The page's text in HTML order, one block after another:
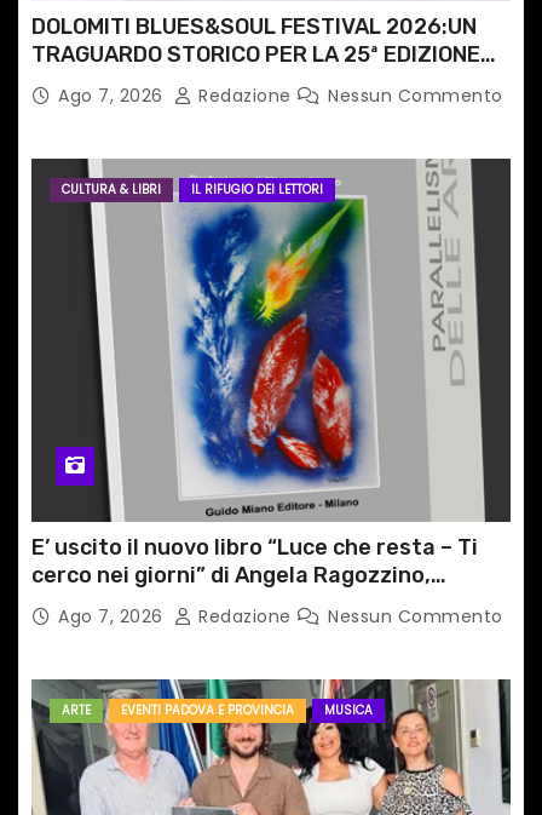
DOLOMITI BLUES&SOUL FESTIVAL 2026:UN
TRAGUARDO STORICO PER LA 25ª EDIZIONE
TRA LE CIME PATRIMONIO UNESCO
Ago 7, 2026 Redazione Nessun Commento
CULTURA & LIBRI IL RIFUGIO DEI LETTORI
E’ uscito il nuovo libro “Luce che resta – Ti
cerco nei giorni” di Angela Ragozzino,
medico primario di Capua
Ago 7, 2026 Redazione Nessun Commento
ARTE EVENTI PADOVA E PROVINCIA MUSICA